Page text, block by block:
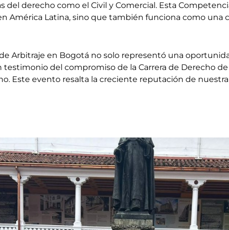
del derecho como el Civil y Comercial. Esta
América Latina, sino que también funciona como una
Arbitraje en Bogotá no solo representó una
del compromiso de la Carrera de Derecho
Este evento resalta la creciente reputación de